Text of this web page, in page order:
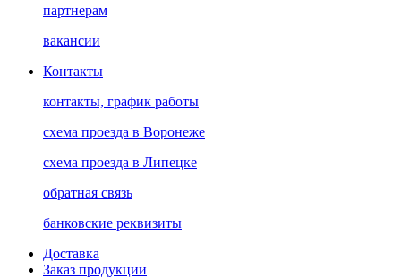
партнерам
вакансии
Контакты
контакты, график работы
схема проезда в Воронеже
схема проезда в Липецке
обратная связь
банковские реквизиты
Доставка
Заказ продукции